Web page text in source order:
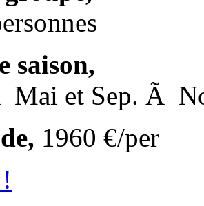
saison,
et Sep. Ã
1960 €/per